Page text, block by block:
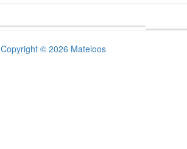
Copyright © 2026 Mateloos